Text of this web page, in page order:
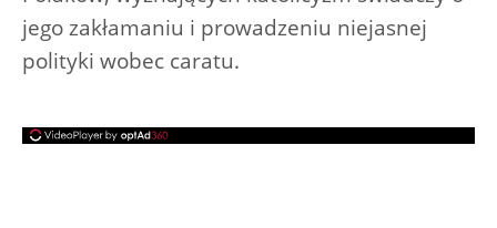
jego zakłamaniu i prowadzeniu niejasnej
polityki wobec caratu.